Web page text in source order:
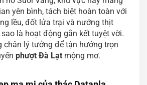
yên bình, tách biệt hoàn toàn với
lều, đốt lửa trại và nướng thịt
là hoạt động gắn kết tuyệt vời.
chân lý tưởng để tận hưởng trọn
phượt Đà Lạt mộng mơ.